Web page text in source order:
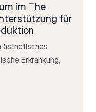
im The
für
ästhetisches
Erkrankung,